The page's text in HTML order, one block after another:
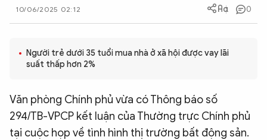
CÔNG NGHỆ
BẠN ĐỌC & CAND
10/06/2025 02:12 0
Người trẻ dưới 35 tuổi mua nhà ở xã hội được vay lãi
suất thấp hơn 2%
Văn phòng Chính phủ vừa có Thông báo số
294/TB-VPCP kết luận của Thường trực Chính phủ
tại cuộc họp về tình hình thị trường bất động sản.